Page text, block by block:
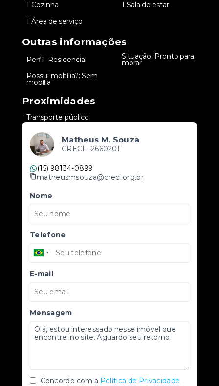
1 Cozinha
1 Sala de estar
1 Área de serviço
Outras informações
Perfil: Residencial Situação: Pronto para
morar
Possui mobília?: Sem
mobília
Proximidades
Transporte público
Matheus M. Souza
CRECI - 266020F
(15) 98134-0899
matheusmsouza@creci.org.br
Nome
Telefone
E-mail
Mensagem
Concordo com a Política de Privacidade